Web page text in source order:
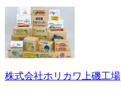
株式会社ホリカワ上磯工場